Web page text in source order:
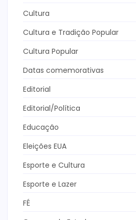
Cultura
Cultura e Tradição Popular
Cultura Popular
Datas comemorativas
Editorial
Editorial/Política
Educação
Eleições EUA
Esporte e Cultura
Esporte e Lazer
FÉ